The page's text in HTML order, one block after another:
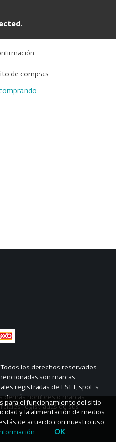
de compras.
Todos los derechos reservados.
son marcas
registradas de ESET, spol. s
demás nombres o marcas
registradas de sus
para el funcionamiento del sitio
y la alimentación de medios
de acuerdo con nuestro uso
OK